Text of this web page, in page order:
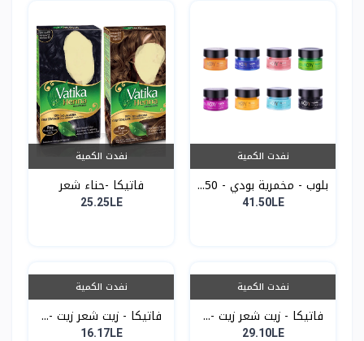
نفدت الكمية
بلوب - مخمرية بودي - 50...
41.50LE
نفدت الكمية
فاتيكا -حناء شعر
25.25LE
نفدت الكمية
فاتيكا - زيت شعر زيت -...
29.10LE
نفدت الكمية
فاتيكا - زيت شعر زيت -...
16.17LE